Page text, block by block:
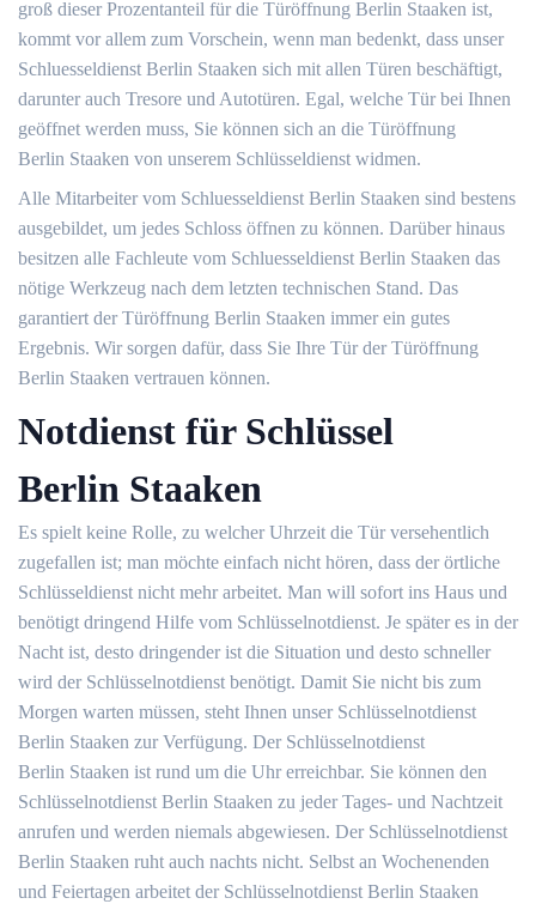
groß dieser Prozentanteil für die Türöffnung Berlin Staaken ist,
kommt vor allem zum Vorschein, wenn man bedenkt, dass unser
Schluesseldienst Berlin Staaken sich mit allen Türen beschäftigt,
darunter auch Tresore und Autotüren. Egal, welche Tür bei Ihnen
geöffnet werden muss, Sie können sich an die Türöffnung
Berlin Staaken von unserem Schlüsseldienst widmen.
Alle Mitarbeiter vom Schluesseldienst Berlin Staaken sind bestens
ausgebildet, um jedes Schloss öffnen zu können. Darüber hinaus
besitzen alle Fachleute vom Schluesseldienst Berlin Staaken das
nötige Werkzeug nach dem letzten technischen Stand. Das
garantiert der Türöffnung Berlin Staaken immer ein gutes
Ergebnis. Wir sorgen dafür, dass Sie Ihre Tür der Türöffnung
Berlin Staaken vertrauen können.
Notdienst für Schlüssel
Berlin Staaken
Es spielt keine Rolle, zu welcher Uhrzeit die Tür versehentlich
zugefallen ist; man möchte einfach nicht hören, dass der örtliche
Schlüsseldienst nicht mehr arbeitet. Man will sofort ins Haus und
benötigt dringend Hilfe vom Schlüsselnotdienst. Je später es in der
Nacht ist, desto dringender ist die Situation und desto schneller
wird der Schlüsselnotdienst benötigt. Damit Sie nicht bis zum
Morgen warten müssen, steht Ihnen unser Schlüsselnotdienst
Berlin Staaken zur Verfügung. Der Schlüsselnotdienst
Berlin Staaken ist rund um die Uhr erreichbar. Sie können den
Schlüsselnotdienst Berlin Staaken zu jeder Tages- und Nachtzeit
anrufen und werden niemals abgewiesen. Der Schlüsselnotdienst
Berlin Staaken ruht auch nachts nicht. Selbst an Wochenenden
und Feiertagen arbeitet der Schlüsselnotdienst Berlin Staaken